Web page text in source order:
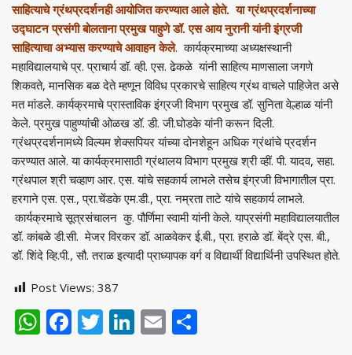
साहित्याचे ग्रंथप्रदर्शनही आयोजित करण्यात आले होते. या ग्रंथप्रदर्शनाच्या
उद्घाटन प्रसंगी बोलताना प्रमुख पाहुणे डॉ. एस आय नुरानी यांनी इंग्रजी
साहित्याचा अभ्यास करण्याचे आवाहन केले. कार्यक्रमाच्या अध्यक्षस्थानी
महाविद्यालयाचे प्र. प्राचार्य डॉ. व्ही. एस. ढेकळे यांनी साहित्य माणसाला जगणे
शिकवते, मानसिक बळ देते म्हणून विविध प्रकारचे साहित्य ग्रंथ वाचले पाहिजेत असे
मत मांडले. कार्यक्रमाचे प्रास्ताविक इंग्रजी विभाग प्रमुख डॉ. सुनिता वेल्हाळ यांनी
केले. प्रमुख पाहुण्यांची ओळख डॉ. डी. जी.घोडके यांनी करून दिली.
ग्रंथप्रदर्शनामध्ये विल्यम शेक्सपियर यांच्या दोनशेहून अधिक ग्रंथांचे प्रदर्शन
करण्यात आले. या कार्यक्रमासाठी ग्रंथालय विभाग प्रमुख श्री व्हीं. पी. यादव, सहा.
ग्रंथपाल श्री चव्हाण आर. एस. यांचे सहकार्य लाभले तसेच इंग्रजी विभागातील प्रा.
हरगाने एस. एस., प्रा.चेंडके एम.डी., प्रा. नम्रता ताटे यांचे सहकार्य लाभले.
कार्यक्रमाचे सूत्रसंचालन कु. पौर्णिमा स्वामी यांनी केले. याप्रसंगी महाविद्यालयातील
डॉ. कांबळे डी.सी. मेजर विरकर डॉ. आळवेकर ई.बी., प्रा. हराळे डॉ. बेंद्रे एस. बी.,
डॉ. शिंदे व्हि.पी., सौ. तराळ इत्यादी प्राध्यापक वर्ग व विद्यार्थी विद्यार्थिनी उपस्थित होते.
Post Views: 387
WhatsApp
Facebook
Twitter
LinkedIn
Email